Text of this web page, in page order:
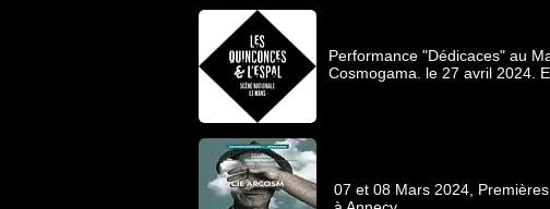
Performance "Dédicaces" au
Cosmogama. le 27 avril 2024.
07 et 08 Mars 2024,